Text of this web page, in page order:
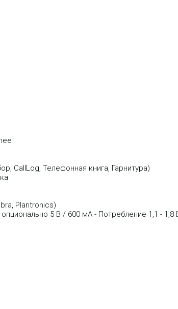
CallLog, Телефонная книга, Гарнитура)
Plantronics)
5 В / 600 мА - Потребление 1,1 - 1,8